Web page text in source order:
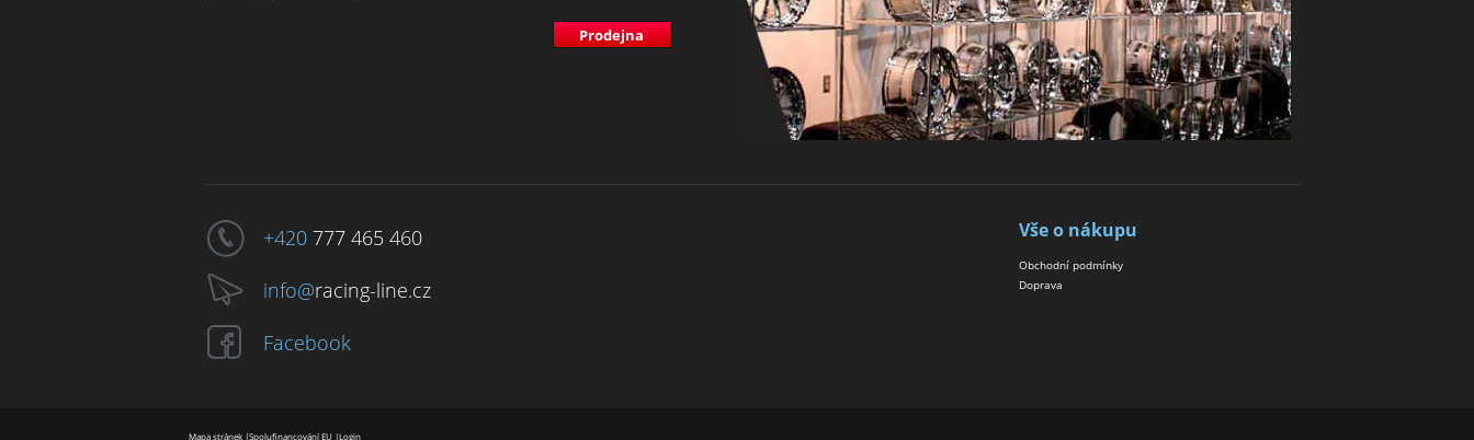
Prodejna
+420 777 465 460
info@racing-line.cz
Facebook
Vše o nákupu
Obchodní podmínky
Doprava
Mapa stránek |Spolufinancování EU |Login